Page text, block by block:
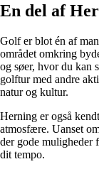
En del af
Golf er blot én af
området omkring
og søer, hvor du kan
golftur med andre
natur og kultur.
Herning er også
atmosfære. Uanset
der gode muligheder
dit tempo.